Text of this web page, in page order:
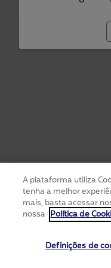
A plataforma utiliza
tenha a melhor
mais, basta acessar
nossa Política de
Definições de